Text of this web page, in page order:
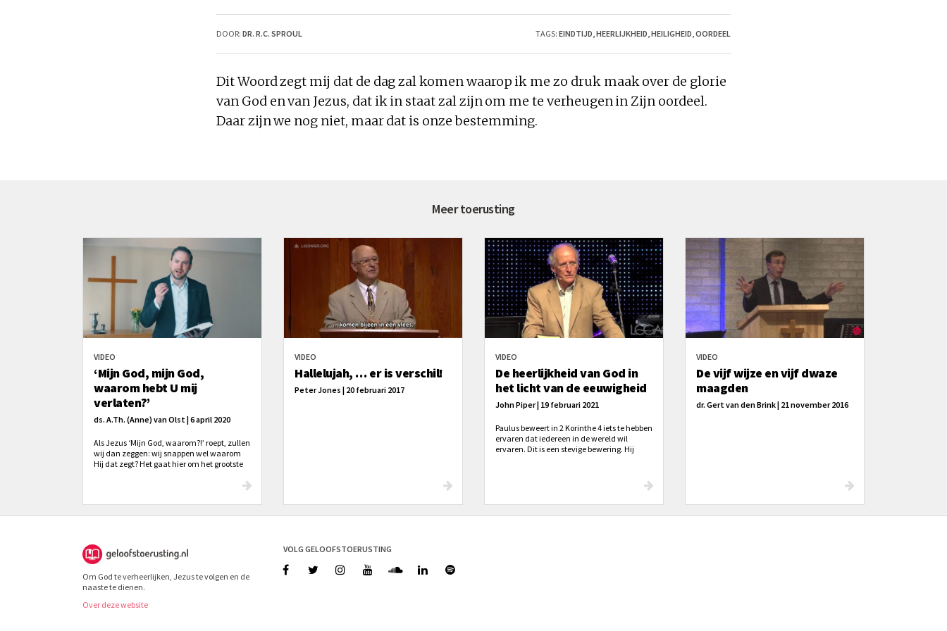
DOOR: DR. R.C. SPROUL TAGS: EINDTIJD HEERLIJKHEID HEILIGHEID OORDEEL
Dit Woord zegt mij dat de dag zal komen waarop ik me zo druk maak over de glorie
van God en van Jezus, dat ik in staat zal zijn om me te verheugen in Zijn oordeel.
Daar zijn we nog niet, maar dat is onze bestemming.
Meer toerusting
VIDEO
‘Mijn God, mijn God,
waarom hebt U mij
verlaten?’
ds. A.Th. (Anne) van Olst | 6 april 2020
Als Jezus ‘Mijn God, waarom?!’ roept, zullen
wij dan zeggen: wij snappen wel waarom
Hij dat zegt? Het gaat hier om het grootste
betekenis mogen we er toch in zien: Hij
werd van God verlaten, opdat wij nooit
VIDEO
Hallelujah, … er is verschil!
Peter Jones | 20 februari 2017
VIDEO
De heerlijkheid van God in
het licht van de eeuwigheid
John Piper | 19 februari 2021
Paulus beweert in 2 Korinthe 4 iets te hebben
ervaren dat iedereen in de wereld wil
ervaren. Dit is een stevige bewering. Hij
wil hebben: ‘Daarom verliezen wij de moed
waarom niet?
VIDEO
De vijf wijze en vijf dwaze
maagden
dr. Gert van den Brink | 21 november 2016
Om God te verheerlijken, Jezus te volgen en de
naaste te dienen.
Over deze website
VOLG GELOOFSTOERUSTING